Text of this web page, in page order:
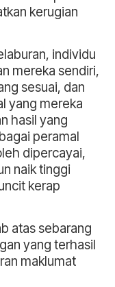
kerugian
individu
mereka sendiri,
sesuai, dan
yang mereka
hasil yang
peramal
dipercayai,
naik tinggi
kerap
atas sebarang
yang terhasil
maklumat